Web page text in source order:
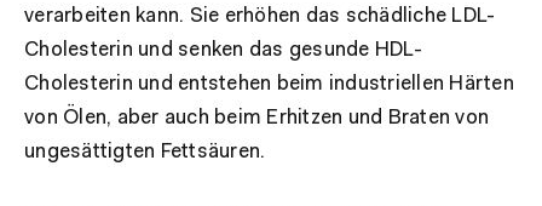
verarbeiten kann. Sie erhöhen das schädliche LDL-
Cholesterin und senken das gesunde HDL-
Cholesterin und entstehen beim industriellen Härten
von Ölen, aber auch beim Erhitzen und Braten von
ungesättigten Fettsäuren.